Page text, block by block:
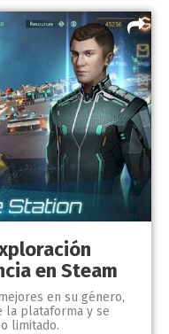
en Steam
en su género,
la plataforma y se
limitado.